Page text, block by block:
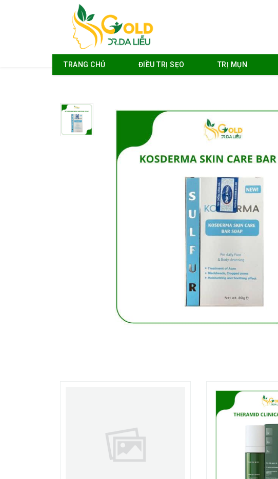
TRANG CHỦ ĐIỀU TRỊ SẸO TRỊ MỤN